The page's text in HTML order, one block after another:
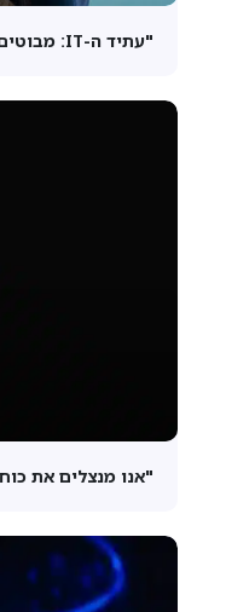
"עתיד ה-IT: מבוטים מייעצים לטריליוני סוכנים"
"אנו מנצלים את